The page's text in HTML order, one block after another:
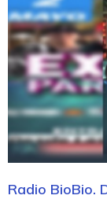
Radio BioBio.